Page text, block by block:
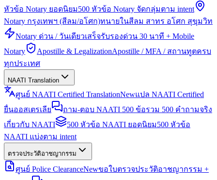
หัวข้อ Notary ยอดนิยม500 หัวข้อ Notary จัดกลุ่มตาม intent
Notary กรุงเทพฯ (สีลม/อโศก)ทนายในสีลม สาทร อโศก สุขุมวิท
Notary ด่วน / วันเดียวเสร็จรับรองด่วน 30 นาที + Mobile
Notary
Apostille & LegalizationApostille / MFA / สถานทูตครบ
ทุกประเทศ
NAATI Translation
ศูนย์ NAATI Certified TranslationNewแปล NAATI Certified
ยื่นออสเตรเลีย
ถาม-ตอบ NAATI 500 ข้อรวม 500 คำถามจริง
เกี่ยวกับ NAATI
500 หัวข้อ NAATI ยอดนิยม500 หัวข้อ
NAATI แบ่งตาม intent
ตรวจประวัติอาชญากรรม
ศูนย์ Police ClearanceNewขอใบตรวจประวัติอาชญากรรม +